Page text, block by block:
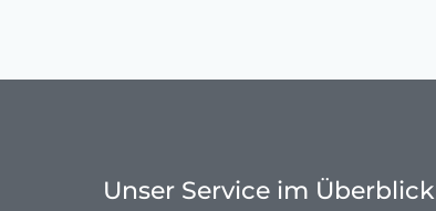
Unser Service im Überblick